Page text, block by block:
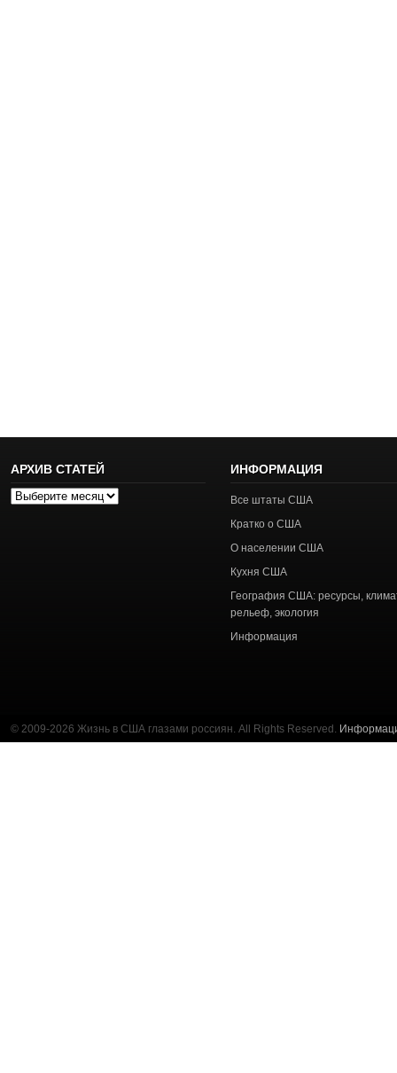
АРХИВ СТАТЕЙ
Архив
ИНФОРМАЦИЯ
Все штаты США
Кратко о США
О населении США
Кухня США
География США: ресурсы,
рельеф, экология
Информация
© 2009-2026 Жизнь в США глазами россиян. All Rights Reserved.